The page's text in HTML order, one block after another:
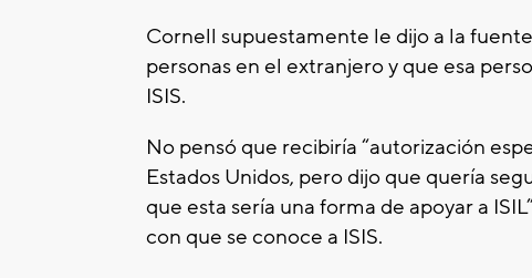
Cornell supuestamente le dijo a la
personas en el extranjero y que esa
ISIS.
No pensó que recibiría “autorización
Estados Unidos, pero dijo que quería
que esta sería una forma de apoyar a
con que se conoce a ISIS.